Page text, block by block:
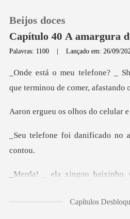
Beijos doces
Capítulo 40 A amargura
Palavras: 1100 |Lançado em: 26/09/
que terminou de
lhos do celular e
ificado no
Capítulos